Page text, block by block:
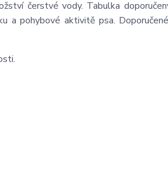
čerstvé vody. Tabulka
a pohybové aktivitě psa.